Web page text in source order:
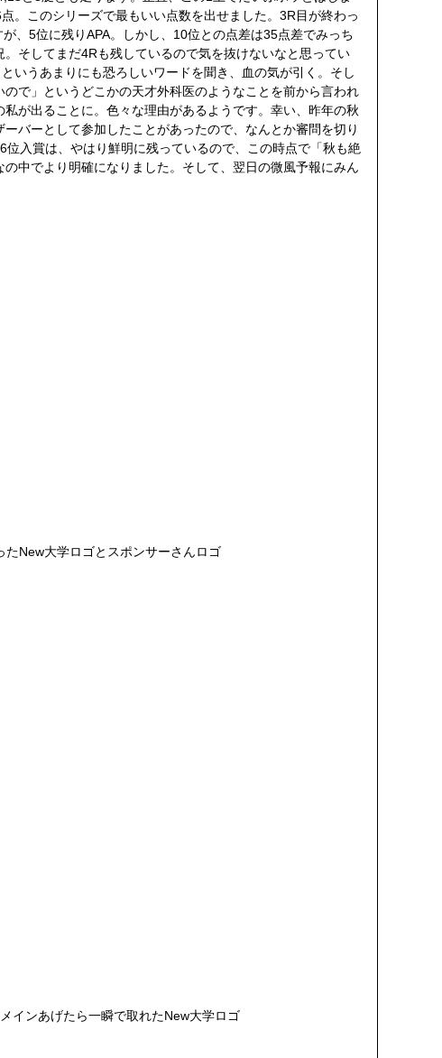
。このシリーズで最もいい点数を出せました。3R目が終わっ
、5位に残りAPA。しかし、10位との点差は35点差でみっち
そしてまだ4Rも残しているので気を抜けないなと思ってい
いうあまりにも恐ろしいワードを聞き、血の気が引く。そし
で」というどこかの天才外科医のようなことを前から言われ
が出ることに。色々な理由があるようです。幸い、昨年の秋
バーとして参加したことがあったので、なんとか審問を切り
入賞は、やはり鮮明に残っているので、この時点で「秋も絶
中でより明確になりました。そして、翌日の微風予報にみん
たNew大学ロゴとスポンサーさんロゴ
インあげたら一瞬で取れたNew大学ロゴ